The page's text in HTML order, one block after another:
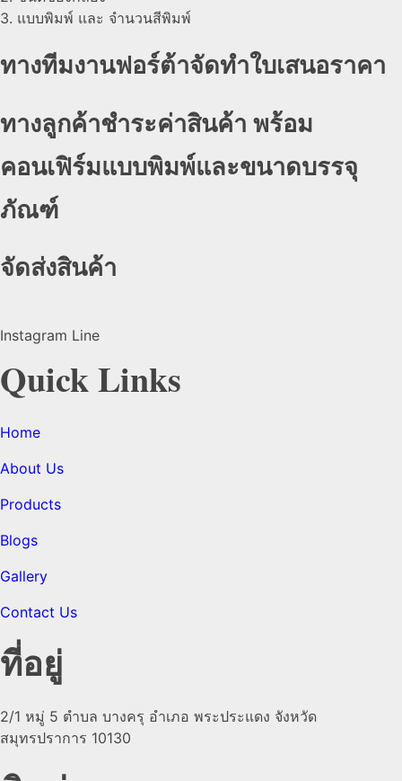
3. แบบพิมพ์ และ จำนวนสีพิมพ์
ทางทีมงานฟอร์ต้าจัดทำใบเสนอราคา
ทางลูกค้าชำระค่าสินค้า พร้อม
คอนเฟิร์มแบบพิมพ์และขนาดบรรจุ
ภัณฑ์
จัดส่งสินค้า
Instagram Line
Quick Links
Home
About Us
Products
Blogs
Gallery
Contact Us
ที่อยู่
2/1 หมู่ 5 ตำบล บางครุ อำเภอ พระประแดง จังหวัด
สมุทรปราการ 10130